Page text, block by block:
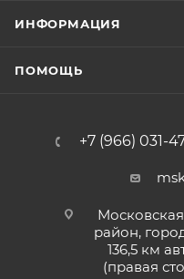
ИНФОРМАЦИЯ
ПОМОЩЬ
+7 (966) 031-
район,
136,5 км
(правая